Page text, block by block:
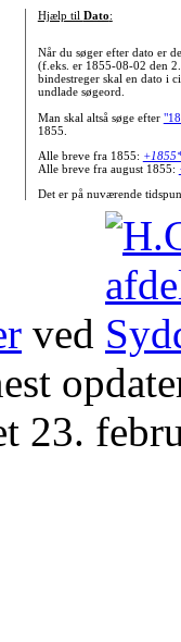
Hjælp til Dato:
Når du søger efter dato er
(f.eks. er 1855-08-02 den
bindestreger skal en dato i
undlade søgeord.
Man skal altså søge efter
1855.
Alle breve fra 1855:
Alle breve fra august 1855:
Det er på nuværende
ved
23.